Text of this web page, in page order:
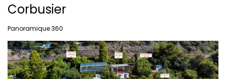
Corbusier
Panoramique 360